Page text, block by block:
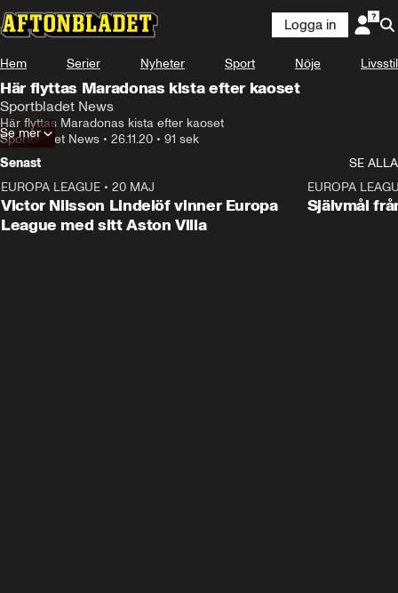
Logga in
Hem Serier Nyheter Sport Nöje Livsstil
Här flyttas Maradonas kista efter kaoset
Sportbladet News
Här flyttas Maradonas kista efter kaoset
Sportbladet News • 26.11.20 • 91 sek
Se mer
Senast
SE ALLA
EUROPA LEAGUE • 20 MAJ
Victor Nilsson Lindelöf vinner Europa
League med sitt Aston Villa
EUROPA
Självmål